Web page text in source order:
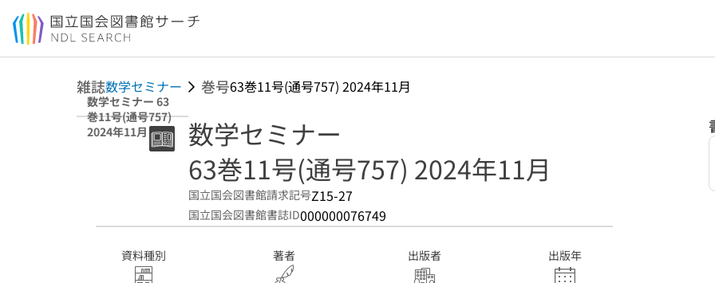
本文へ移動
雑誌数学セミナー 巻号63巻11号(通号757) 2024年11月
数学セミナー 63
巻11号(通号757)
2024年11月
数学セミナー
63巻11号(通号757) 2024年11月
国立国会図書館請求記号Z15-27
国立国会図書館書誌ID000000076749
資料種別 著者 出版者 出版年